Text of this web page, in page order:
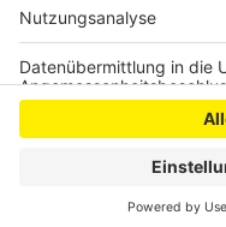
Anzeige